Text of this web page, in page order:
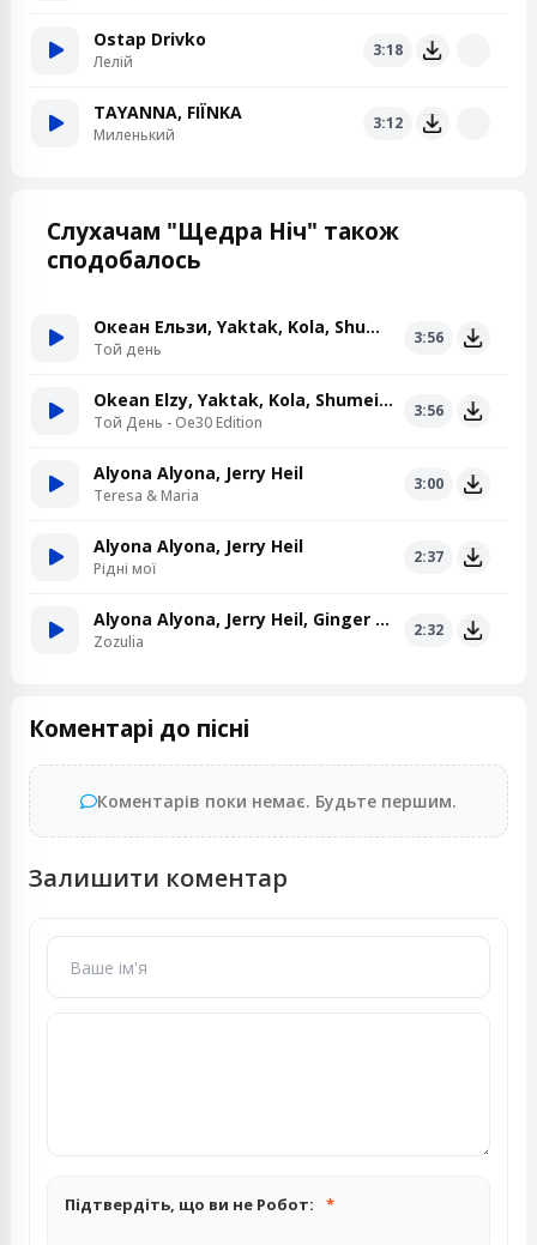
Ostap Drivko
Лелій
3:18
TAYANNA, FIЇNKA
Миленький
3:12
Слухачам "Щедра Ніч" також
сподобалось
Океан Ельзи, Yaktak, Kola, Shumei, Jerry Heil
Той день
3:56
Okean Elzy, Yaktak, Kola, Shumei, Jerry Heil
Той День - Oe30 Edition
3:56
Alyona Alyona, Jerry Heil
Teresa & Maria
3:00
Alyona Alyona, Jerry Heil
Рідні мої
2:37
Alyona Alyona, Jerry Heil, Ginger Mane
Zozulia
2:32
Коментарі до пісні
Коментарів поки немає. Будьте першим.
Залишити коментар
Підтвердіть, що ви не Робот: